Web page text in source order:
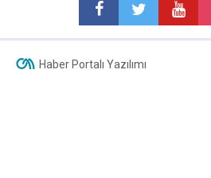
Haber Portalı Yazılımı